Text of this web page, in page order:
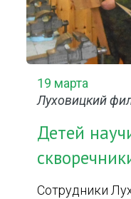
19 марта
Луховицкий
Детей
Сотрудники